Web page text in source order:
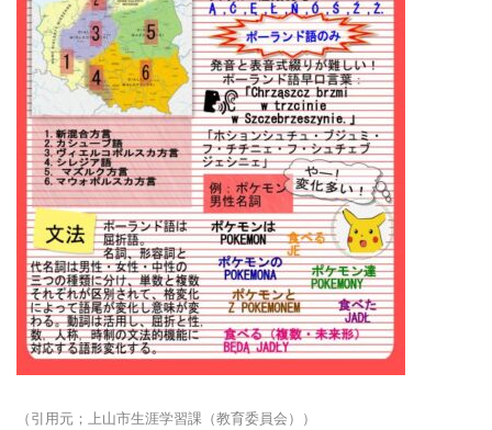
（引用元；上山市生涯学習課（教育委員会））